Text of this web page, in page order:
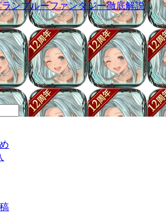
ンブルーファンタジー徹底解説